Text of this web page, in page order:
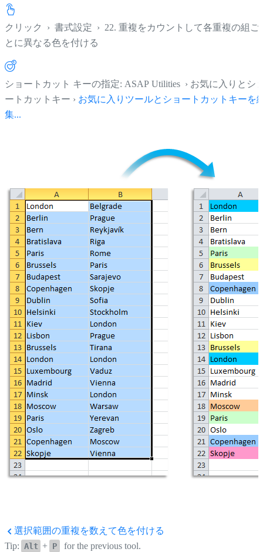
クリック › 書式設定 › 22. 重複をカウントして各重複の組ご
とに異なる色を付ける
ショートカット キーの指定: ASAP Utilities › お気に入りとシ
ートカットキー › お気に入りツールとショートカットキーを
集...
選択範囲の重複を数えて色を付ける
Tip: Alt + P for the previous tool.